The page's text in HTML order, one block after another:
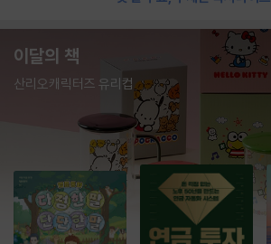
이달의 책
산리오캐릭터즈 유리컵